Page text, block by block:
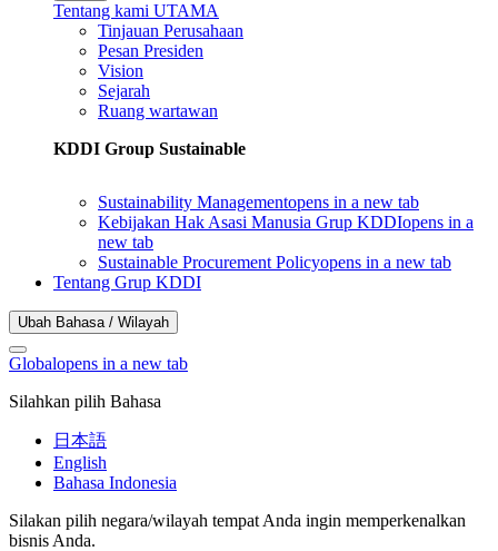
Tentang kami UTAMA
Tinjauan Perusahaan
Pesan Presiden
Vision
Sejarah
Ruang wartawan
KDDI Group Sustainable
Sustainability Managementopens in a new tab
Kebijakan Hak Asasi Manusia Grup KDDIopens in a
new tab
Sustainable Procurement Policyopens in a new tab
Tentang Grup KDDI
Ubah Bahasa / Wilayah
Globalopens in a new tab
Silahkan pilih Bahasa
日本語
English
Bahasa Indonesia
Silakan pilih negara/wilayah tempat Anda ingin memperkenalkan
bisnis Anda.